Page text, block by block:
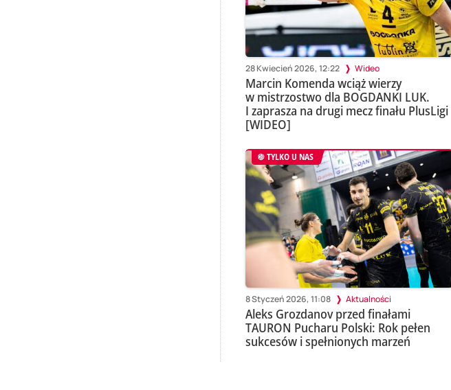
28 Kwiecień 2026, 12:22 Wideo
Marcin Komenda wciąż wierzy
w mistrzostwo dla BOGDANKI LUK.
I zaprasza na drugi mecz finału PlusLigi
[WIDEO]
TYLKO U NAS
8 Styczeń 2026, 11:08 Aktualności
Aleks Grozdanov przed finałami
TAURON Pucharu Polski: Rok pełen
sukcesów i spełnionych marzeń